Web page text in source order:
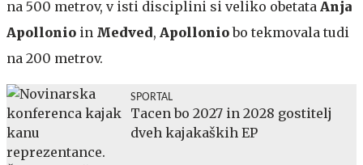
na 500 metrov, v isti disciplini si veliko obetata Anja
Apollonio in Medved, Apolloniobo tekmovala tudi
na 200 metrov.
SPORTAL
Tacen bo 2027 in 2028 gostitelj
dveh kajakaških EP